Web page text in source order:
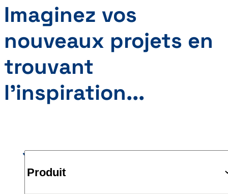
Imaginez vos
nouveaux projets en
trouvant
l’inspiration...